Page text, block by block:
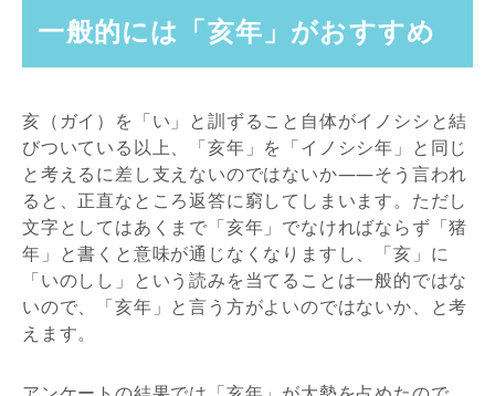
一般的には「亥年」がおすすめ
亥（ガイ）を「い」と訓ずること自体がイノシシと結
びついている以上、「亥年」を「イノシシ年」と同じ
と考えるに差し支えないのではないか――そう言われ
ると、正直なところ返答に窮してしまいます。ただし
文字としてはあくまで「亥年」でなければならず「猪
年」と書くと意味が通じなくなりますし、「亥」に
「いのしし」という読みを当てることは一般的ではな
いので、「亥年」と言う方がよいのではないか、と考
えます。